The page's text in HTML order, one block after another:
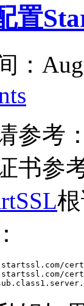
置
：
参考：
书参